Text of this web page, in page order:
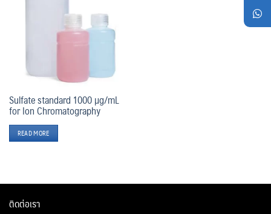
wishlist
Sulfate standard 1000 µg/mL
for Ion Chromatography
READ MORE
ติดต่อเรา